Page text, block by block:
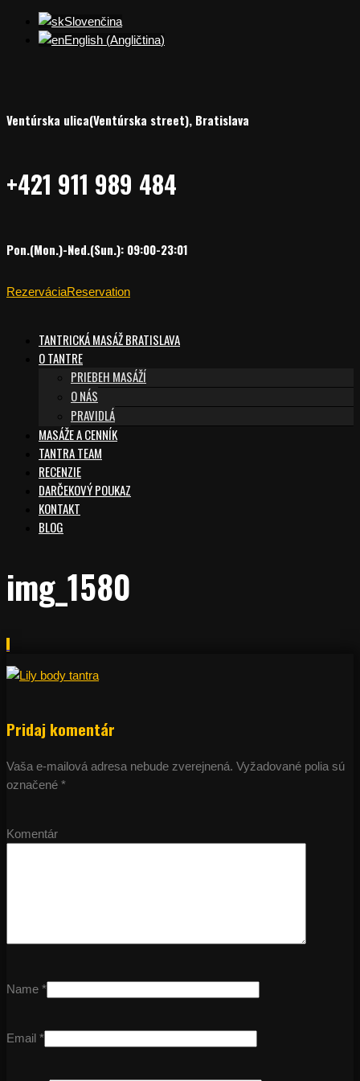
Slovenčina
English (Angličtina)
Ventúrska ulica(Ventúrska street), Bratislava
+421 911 989 484
Pon.(Mon.)-Ned.(Sun.): 09:00-23:01
RezerváciaReservation
TANTRICKÁ MASÁŽ BRATISLAVA
O TANTRE
PRIEBEH MASÁŽÍ
O NÁS
PRAVIDLÁ
MASÁŽE A CENNÍK
TANTRA TEAM
RECENZIE
DARČEKOVÝ POUKAZ
KONTAKT
BLOG
img_1580
Pridaj komentár
Vaša e-mailová adresa nebude zverejnená. Vyžadované polia sú
označené *
Komentár
Name *
Email *